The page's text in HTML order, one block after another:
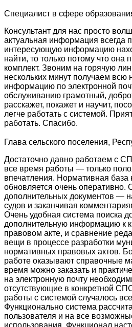
Специалист в сфере
Консультант для нас просто
актуальная информация всегда
интересующую информацию
найти, то только потому что она
комплект. Звоним на горячую
нескольких минут получаем всю
информацию по электронной
обслуживанию грамотный,
расскажет, покажет и научит,
легче работать с системой.
работать. Спасибо.
Глава сельского поселения,
Достаточно давно работаем с
все время работы — только
впечатления. Нормативная база
обновляется очень оперативно.
дополнительных документов —
судов и заканчивая
Очень удобная система поиска
дополнительную информацию к
правовом акте, и сравнение
вещи в процессе разработки
нормативных правовых актов.
работе оказывают справочные
время можно заказать и
на электронную почту
отсутствующие в конкретной
работы с системой случалось
Функционально система
пользователя и на все
использования. Функционал